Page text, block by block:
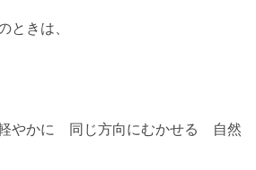
ときは、
やかに 同じ方向にむかせる 自然